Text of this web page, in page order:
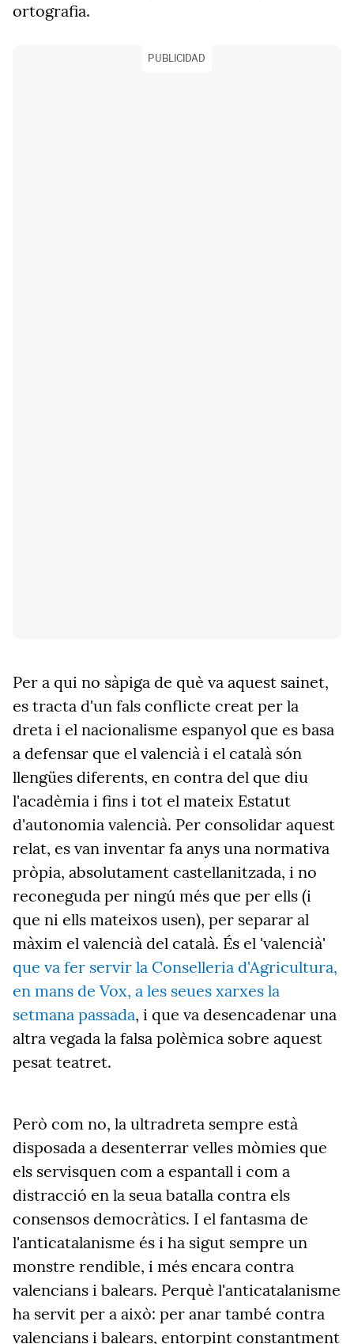
ortografia.
PUBLICIDAD
Per a qui no sàpiga de què va aquest sainet,
es tracta d'un fals conflicte creat per la
dreta i el nacionalisme espanyol que es basa
a defensar que el valencià i el català són
llengües diferents, en contra del que diu
l'acadèmia i fins i tot el mateix Estatut
d'autonomia valencià. Per consolidar aquest
relat, es van inventar fa anys una normativa
pròpia, absolutament castellanitzada, i no
reconeguda per ningú més que per ells (i
que ni ells mateixos usen), per separar al
màxim el valencià del català. És el 'valencià'
que va fer servir la Conselleria d'Agricultura,
en mans de Vox, a les seues xarxes la
setmana passada, i que va desencadenar una
altra vegada la falsa polèmica sobre aquest
pesat teatret.
Però com no, la ultradreta sempre està
disposada a desenterrar velles mòmies que
els servisquen com a espantall i com a
distracció en la seua batalla contra els
consensos democràtics. I el fantasma de
l'anticatalanisme és i ha sigut sempre un
monstre rendible, i més encara contra
valencians i balears. Perquè l'anticatalanisme
ha servit per a això: per anar també contra
valencians i balears, entorpint constantment